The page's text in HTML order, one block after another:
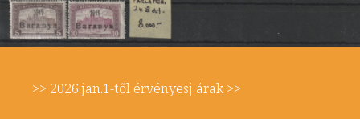
>> 2026.jan.1-től érvényesj árak >>